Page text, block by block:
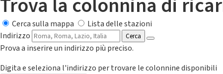
Trova la colonnina di
Cerca sulla mappa
Lista delle stazioni
Indirizzo
Cerca
Prova a inserire un indirizzo più preciso.
Digita e seleziona l'indirizzo per trovare le colonnine disponibili